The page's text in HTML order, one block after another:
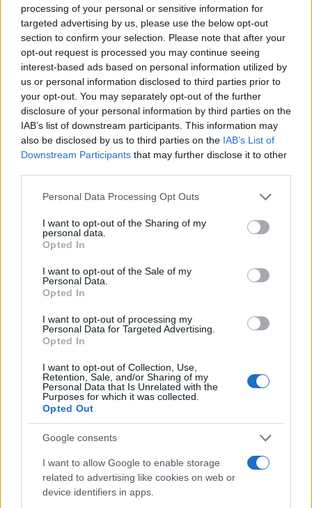
processing of your personal or sensitive information for
targeted advertising by us, please use the below opt-out
section to confirm your selection. Please note that after your
opt-out request is processed you may continue seeing
interest-based ads based on personal information utilized by
us or personal information disclosed to third parties prior to
your opt-out. You may separately opt-out of the further
disclosure of your personal information by third parties on the
IAB’s list of downstream participants. This information may
also be disclosed by us to third parties on the IAB’s List of
Downstream Participants that may further disclose it to other
Please note that this website/app uses one or more Google
not limited to your visit or usage behaviour. You may click to
grant or deny consent to Google and its third-party tags to
use your data for below specified purposes in below Google
consent section.
Personal Data Processing Opt Outs
I want to opt-out of the Sharing of my
personal data.
Opted In
I want to opt-out of the Sale of my
Personal Data.
Opted In
I want to opt-out of processing my
Personal Data for Targeted Advertising.
Opted In
I want to opt-out of Collection, Use,
Retention, Sale, and/or Sharing of my
Personal Data that Is Unrelated with the
Purposes for which it was collected.
Opted Out
Google consents
I want to allow Google to enable storage
related to advertising like cookies on web or
device identifiers in apps.
Vuoi rimuovere le pubblicità nazionali?
Puoi abbonarti asoli € 1,10 al mese
cliccandoqui
Sei già abbonato?
Puoi effettuare l'accesso andando nella
sezione
Login dal menù del sito o
cliccandoqui
TEMI: Emong Simone Basile Quintet
Enzo Favata
Eventi Gallura
Gianvincenzo Belli
Notizie Gallura
Notizie La Maddalena Satomaya
Notizie in tempo reale?
Entra nel canale telegram di